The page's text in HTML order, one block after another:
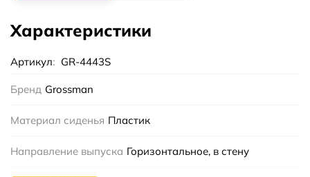
Характеристики
Артикул: GR-4443S
Бренд Grossman
Материал сиденья Пластик
Направление выпуска Горизонтальное, в стену